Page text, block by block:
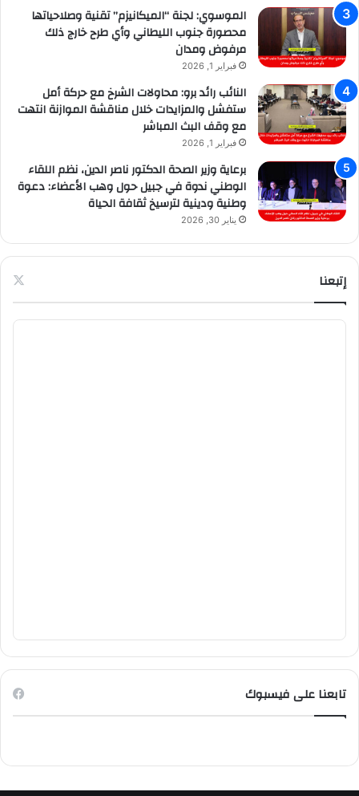
الموسوي: لجنة “الميكانيزم” تقنية وصلاحياتها
محصورة جنوب الليطاني وأي طرح خارج ذلك
مرفوض ومدان
فبراير 1, 2026
النائب رائد برو: محاولات الشرخ مع حركة أمل
ستفشل والمزايدات خلال مناقشة الموازنة انتهت
مع وقف البث المباشر
فبراير 1, 2026
برعاية وزير الصحة الدكتور ناصر الدين، نظم اللقاء
الوطني ندوة في جبيل حول وهب الأعضاء: دعوة
وطنية ودينية لترسيخ ثقافة الحياة
يناير 30, 2026
إتبعنا
تابعنا على فيسبوك